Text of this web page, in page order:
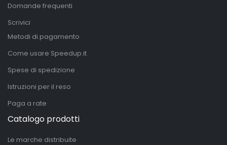
Domande frequenti
Scrivici
Metodi di pagamento
Come usare Speedup.it
Spese di spedizione
Istruzioni per il reso
Paga a rate
Catalogo prodotti
Le marche distribuite